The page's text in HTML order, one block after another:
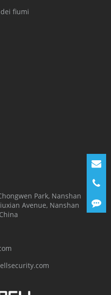
fiumi
Park, Nanshan
Avenue, Nanshan